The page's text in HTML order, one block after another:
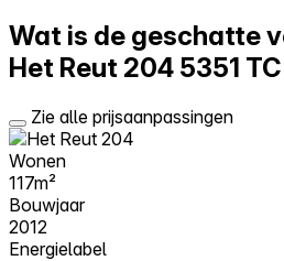
Wat is de geschatte
Het Reut 204 5351
Zie alle prijsaanpassingen
Wonen
117m²
Bouwjaar
2012
Energielabel